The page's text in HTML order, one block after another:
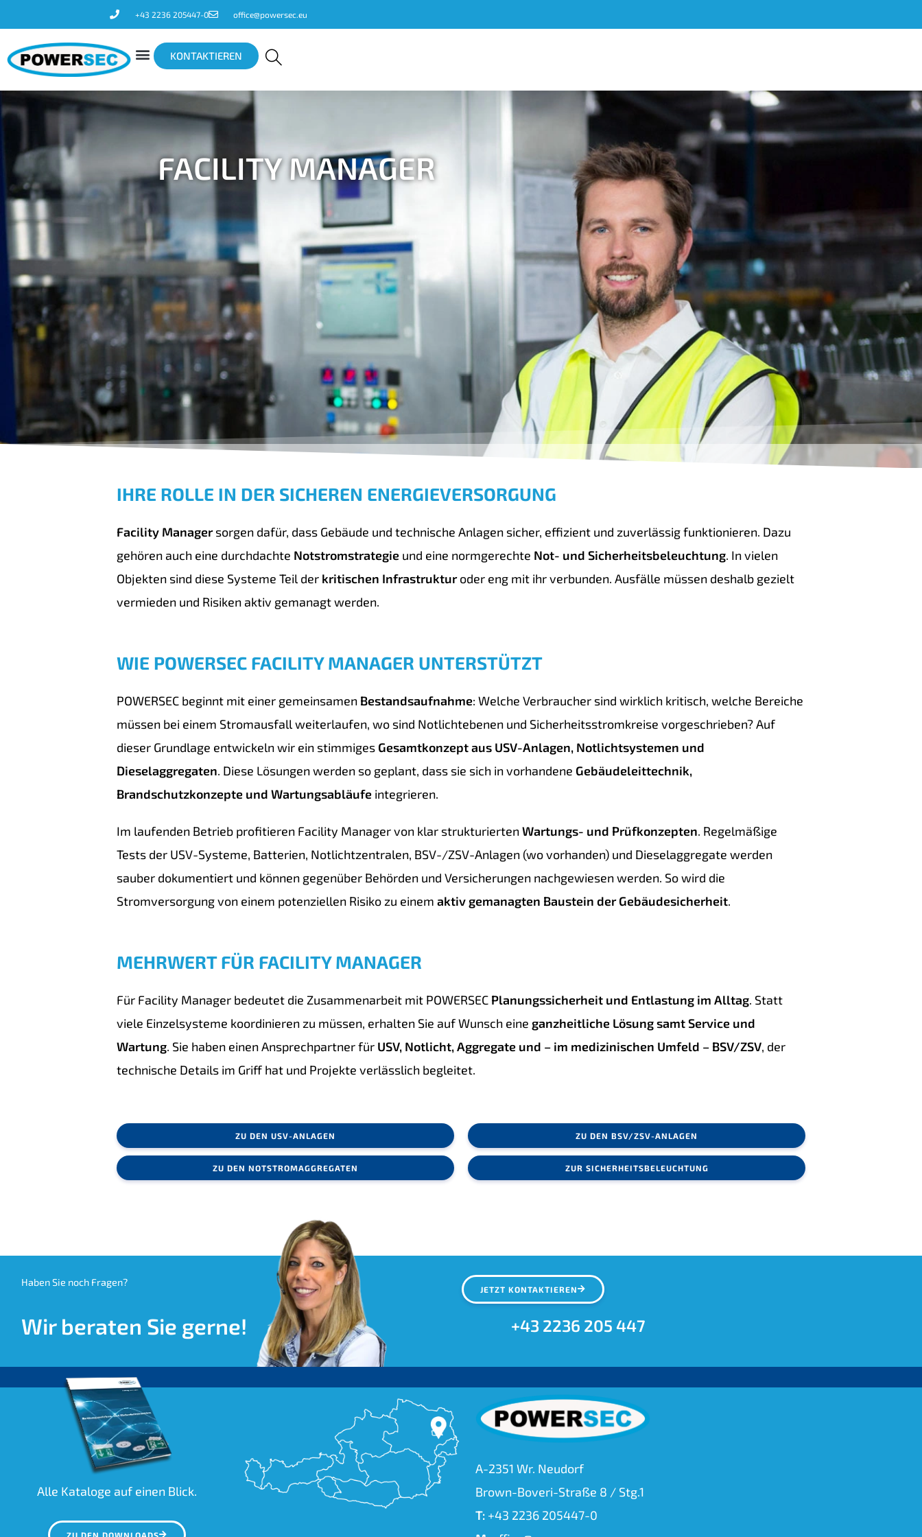
+43 2236 205447-0 office@powersec.eu
KONTAKTIEREN
FACILITY MANAGER
IHRE ROLLE IN DER SICHEREN ENERGIEVERSORGUNG
Facility Managersorgen dafür, dass Gebäude und technische Anlagen sicher, effizient und zuverlässig funktionieren. Dazu
gehören auch eine durchdachte Notstromstrategie und eine normgerechte Not- und Sicherheitsbeleuchtung. In vielen
Objekten sind diese Systeme Teil der kritischen Infrastrukturoder eng mit ihr verbunden. Ausfälle müssen deshalb gezielt
vermieden und Risiken aktiv gemanagt werden.
WIE POWERSEC FACILITY MANAGER UNTERSTÜTZT
POWERSEC beginnt mit einer gemeinsamen Bestandsaufnahme: Welche Verbraucher sind wirklich kritisch, welche Bereiche
müssen bei einem Stromausfall weiterlaufen, wo sind Notlichtebenen und Sicherheitsstromkreise vorgeschrieben? Auf
dieser Grundlage entwickeln wir ein stimmiges Gesamtkonzept aus USV-Anlagen, Notlichtsystemen und
Dieselaggregaten. Diese Lösungen werden so geplant, dass sie sich in vorhandene Gebäudeleittechnik,
Brandschutzkonzepte und Wartungsabläufe integrieren.
Im laufenden Betrieb profitieren Facility Manager von klar strukturiertenWartungs- und Prüfkonzepten. Regelmäßige
Tests der USV-Systeme, Batterien, Notlichtzentralen, BSV-/ZSV-Anlagen (wo vorhanden) und Dieselaggregate werden
sauber dokumentiert und können gegenüber Behörden und Versicherungen nachgewiesen werden. So wird die
Stromversorgung von einem potenziellen Risiko zu einem aktiv gemanagten Baustein der Gebäudesicherheit.
MEHRWERT FÜR FACILITY MANAGER
Für Facility Manager bedeutet die Zusammenarbeit mit POWERSEC Planungssicherheit und Entlastung im Alltag. Statt
viele Einzelsysteme koordinieren zu müssen, erhalten Sie auf Wunsch eine ganzheitliche Lösung samt Service und
Wartung. Sie haben einen Ansprechpartner für USV, Notlicht, Aggregate und – im medizinischen Umfeld – BSV/ZSV, der
technische Details im Griff hat und Projekte verlässlich begleitet.
ZU DEN USV-ANLAGEN
ZU DEN NOTSTROMAGGREGATEN
ZU DEN BSV/ZSV-ANLAGEN
ZUR SICHERHEITSBELEUCHTUNG
Haben Sie noch Fragen?
Wir beraten Sie gerne!
JETZT KONTAKTIEREN
+43 2236 205 447
Alle Kataloge auf einen Blick.
ZU DEN DOWNLOADS
A-2351 Wr. Neudorf
Brown-Boveri-Straße 8 / Stg.1
T: +43 2236 205447-0